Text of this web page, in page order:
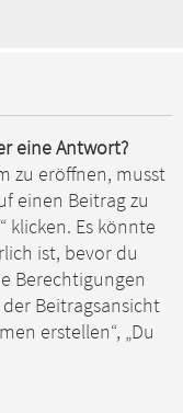
eine Antwort?
zu eröffnen, musst
einen Beitrag zu
klicken. Es könnte
ist, bevor du
Berechtigungen
Beitragsansicht
erstellen“, „Du